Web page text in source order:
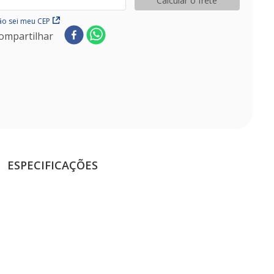
sei meu CEP
ESPECIFICAÇÕES